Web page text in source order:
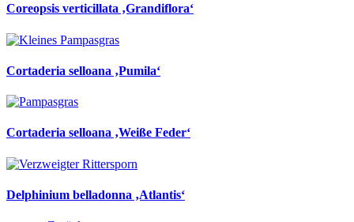
Coreopsis verticillata ‚Grandiflora‘
Cortaderia selloana ‚Pumila‘
Cortaderia selloana ‚Weiße Feder‘
Delphinium belladonna ‚Atlantis‘